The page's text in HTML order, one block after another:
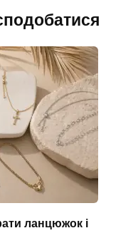
ланцюжок і